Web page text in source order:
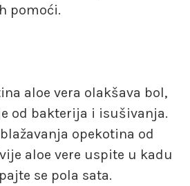
pomoći.
aloe vera olakšava bol,
od bakterija i isušivanja.
opekotina od
aloe vere uspite u kadu
se pola sata.